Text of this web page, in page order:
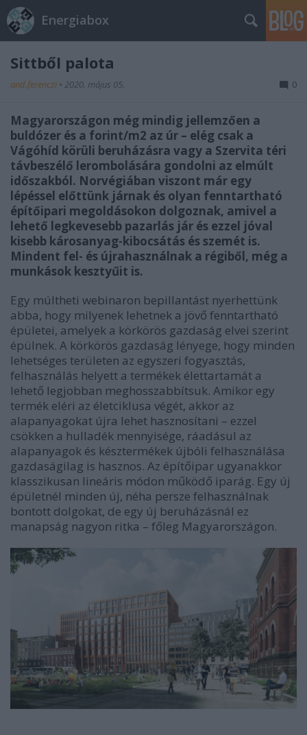
Energiabox
Sittből palota
and.ferenczi • 2020. május 05. 0
Magyarországon még mindig jellemzően a
buldózer és a forint/m2 az úr – elég csak a
Vágóhíd körüli beruházásra vagy a Szervita téri
távbeszélő lerombolására gondolni az elmúlt
időszakból. Norvégiában viszont már egy
lépéssel előttünk járnak és olyan fenntartható
építőipari megoldásokon dolgoznak, amivel a
lehető legkevesebb pazarlás jár és ezzel jóval
kisebb károsanyag-kibocsátás és szemét is.
Mindent fel- és újrahasználnak a régiből, még a
munkások kesztyűit is.
Egy múltheti webinaron bepillantást nyerhettünk
abba, hogy milyenek lehetnek a jövő fenntartható
épületei, amelyek a körkörös gazdaság elvei szerint
épülnek. A körkörös gazdaság lényege, hogy minden
lehetséges területen az egyszeri fogyasztás,
felhasználás helyett a termékek élettartamát a
lehető legjobban meghosszabbítsuk. Amikor egy
termék eléri az életciklusa végét, akkor az
alapanyagokat újra lehet hasznosítani – ezzel
csökken a hulladék mennyisége, ráadásul az
alapanyagok és késztermékek újbóli felhasználása
gazdaságilag is hasznos. Az építőipar ugyanakkor
klasszikusan lineáris módon működő iparág. Egy új
épületnél minden új, néha persze felhasználnak
bontott dolgokat, de egy új beruházásnál ez
manapság nagyon ritka – főleg Magyarországon.